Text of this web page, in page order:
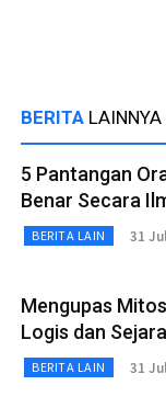
BERITA LAINNYA
5 Pantangan
Benar Secara
BERITA LAIN 31
Mengupas
Logis dan
BERITA LAIN 31